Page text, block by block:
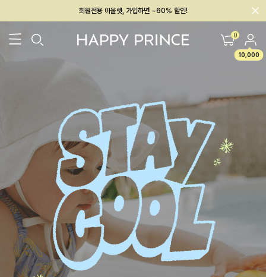
회원전용 아울렛, 가입하면 ~60% 할인!
멤버십 최대 28,000원 혜택 0
10,000